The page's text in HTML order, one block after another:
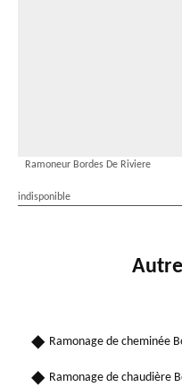
Ramoneur Bordes De Riviere
indisponible
Ramonage de cheminée
Ramonage de chaudière